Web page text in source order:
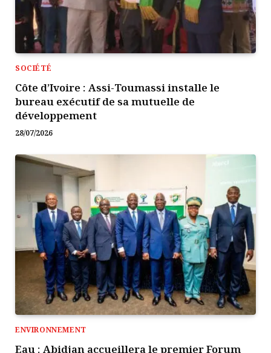
SOCIÉTÉ
Côte d’Ivoire : Assi-Toumassi installe le
bureau exécutif de sa mutuelle de
développement
28/07/2026
ENVIRONNEMENT
Eau : Abidjan accueillera le premier Forum